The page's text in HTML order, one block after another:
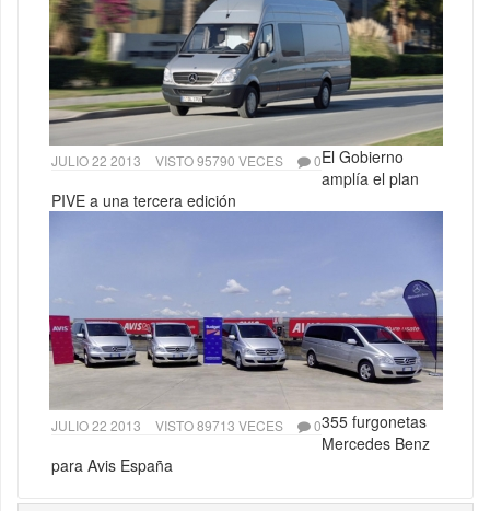
JULIO 22 2013 VISTO 95790 VECES 0El Gobierno
amplía el plan
PIVE a una tercera edición
JULIO 22 2013 VISTO 89713 VECES 0355 furgonetas
Mercedes Benz
para Avis España